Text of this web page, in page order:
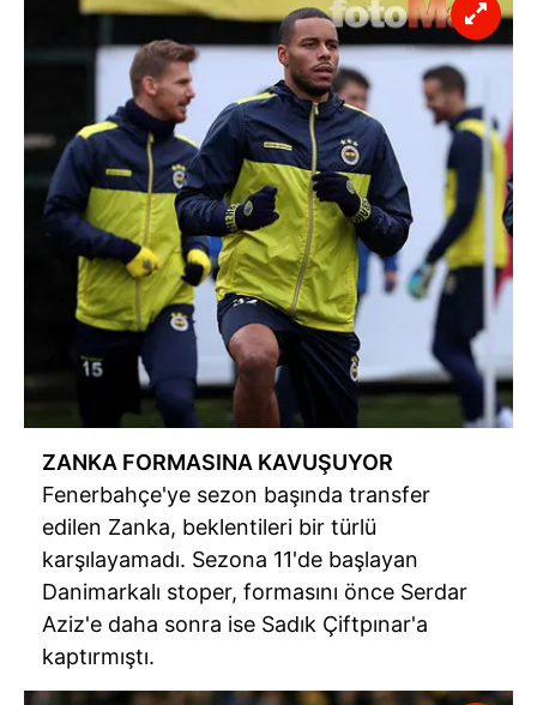
ZANKA FORMASINA KAVUŞUYOR
Fenerbahçe'ye sezon başında transfer
edilen Zanka, beklentileri bir türlü
karşılayamadı. Sezona 11'de başlayan
Danimarkalı stoper, formasını önce Serdar
Aziz'e daha sonra ise Sadık Çiftpınar'a
kaptırmıştı.